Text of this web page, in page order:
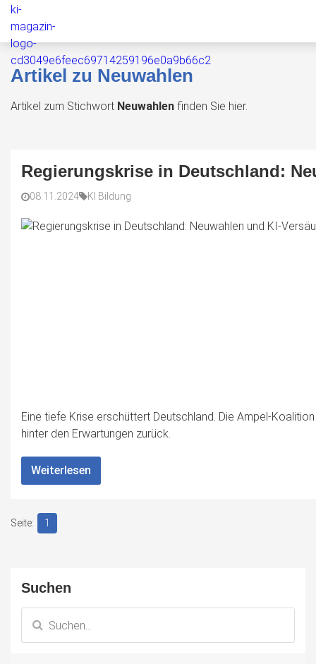
Artikel zu Neuwahlen
Artikel zum Stichwort Neuwahlen finden Sie hier.
Regierungskrise in Deutschland:
08.11.2024 KI Bildung
Eine tiefe Krise erschüttert Deutschland. Die Ampel-
hinter den Erwartungen zurück.
Weiterlesen
1
Suchen